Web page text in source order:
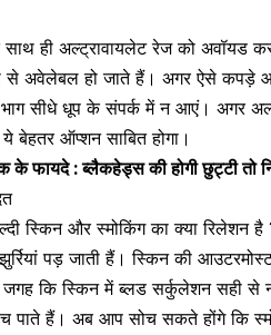
ही अल्ट्रावायलेट रेज को अवॉयड
अवेलेबल हो जाते हैं। अगर ऐसे कपड़े
सीधे धूप के संपर्क में न आएं। अगर
बेहतर ऑप्शन साबित होगा।
के फायदे : ब्लैकहेड्स की होगी छुट्टी तो
स्किन और स्मोकिंग का क्या रिलेशन है
पड़ जाती हैं। स्किन की
कि स्किन में ब्लड सर्कुलेशन सही से
पाते हैं। अब आप सोच सकते होंगे कि